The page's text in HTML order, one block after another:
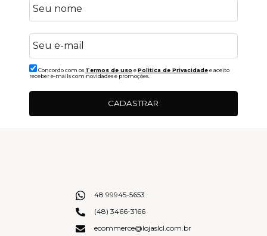
Concordo com os Termos de uso ePolitica de Privacidadee aceito
receber e-mails com novidades e promoções.
CADASTRAR
48 99945-5653
(48) 3466-3166
ecommerce@lojaslcl.com.br